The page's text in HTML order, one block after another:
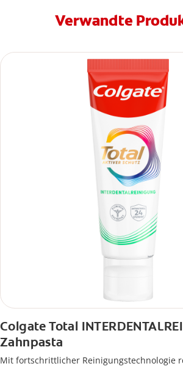
Verwandte
Colgate Total
Zahnpasta
Mit fortschrittlicher Reinigungstechnologie